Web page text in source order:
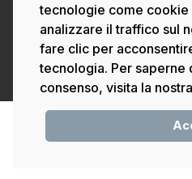
tecnologie come
analizzare il traffico sul
fare clic per
tecnologia. Per saperne
consenso, visita la nostra
Copyright ©2021
Windeco SI
Privacy Policy
Español